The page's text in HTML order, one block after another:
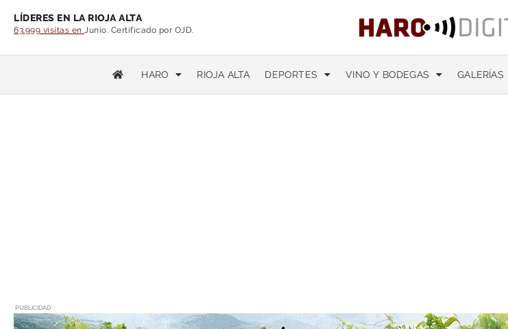
LÍDERES EN LA RIOJA ALTA
63.999 visitas en Junio. Certificado por OJD.
HARO RIOJA ALTA DEPORTES VINO Y BODEGAS GALERÍAS
PUBLICIDAD